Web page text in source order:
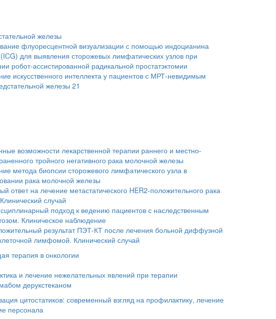
железы
флуоресцентной визуализации с помощью индоцианина
для выявления сторожевых лимфатических узлов при
робот-ассистированной радикальной простатэктомии
искусственного интеллекта у пациентов с МРТ-невидимым
железы 21
возможности лекарственной терапии раннего и местно-
тройного негативного рака молочной железы
метода биопсии сторожевого лимфатического узла в
рака молочной железы
ответ на лечение метастатического HER2-положительного рака
случай
подход к ведению пациентов с наследственным
Клиническое наблюдение
результат ПЭТ-КТ после лечения больной диффузной
лимфомой. Клинический случай
терапия в онкологии
и лечение нежелательных явлений при терапии
дерукстеканом
цитостатиков: современный взгляд на профилактику, лечение
персонала